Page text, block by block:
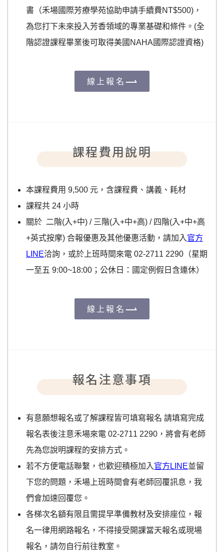
書（禾場國際芳療學苑協助申請手續費NT$500)，
為您打下未來投入芳香領域的專業基礎和條件。(全
階認證課程畢業後可取得美國NAHA國際認證資格)
線上報名
課程費用說明
本課程費用 9,500 元，含課程費、講義、耗材
課程共 24 小時
關於 二階(入+中) / 三階(入+中+高) / 四階(入+中+高
+英式按摩) 合報優惠及其他優惠活動，請加入官方
LINE洽詢，或於上班時間來電 02-2711 2290（星期
一至五 9:00~18:00；公休日：國定例假日含連休）
線上報名
報名注意事項
有意願想報名或了解課程皆可填寫報名 請填寫完成
報名表後注意禾場來電 02-2711 2290，將會有老師
先為您說明課程的安排方式。
若不方便電話聯繫，也歡迎積極加入 官方LINE並留
下您的問題，禾場上班時間會有老師回覆訊息，我
們會加速回覆您。
各梯次名額有限且需提早準備教材及安排座位，報
名一律用網路報名，不得接受開課當天報名或現場
報名，請勿自行前往教室。